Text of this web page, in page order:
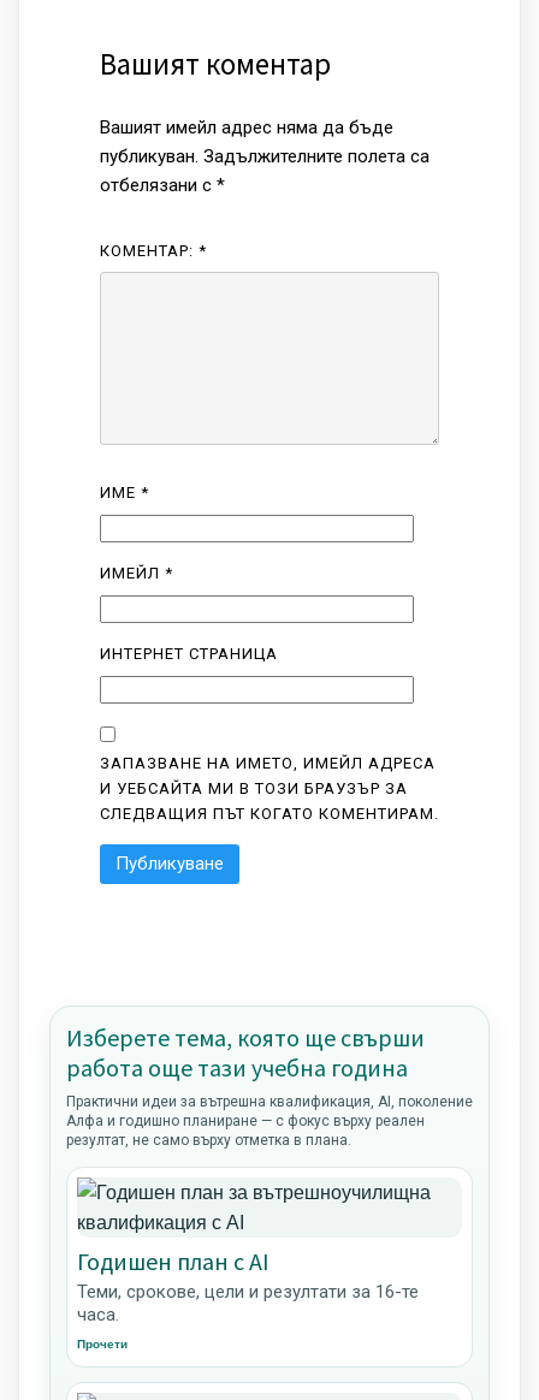
Вашият коментар
Вашият имейл адрес няма да бъде
публикуван. Задължителните полета са
отбелязани с *
КОМЕНТАР: *
ИМЕ *
ИМЕЙЛ *
ИНТЕРНЕТ СТРАНИЦА
ЗАПАЗВАНЕ НА ИМЕТО, ИМЕЙЛ АДРЕСА
И УЕБСАЙТА МИ В ТОЗИ БРАУЗЪР ЗА
СЛЕДВАЩИЯ ПЪТ КОГАТО КОМЕНТИРАМ.
Изберете тема, която ще свърши
работа още тази учебна година
Практични идеи за вътрешна квалификация, AI, поколение
Алфа и годишно планиране — с фокус върху реален
резултат, не само върху отметка в плана.
Годишен план с AI
Теми, срокове, цели и резултати за 16-те
часа.
Прочети